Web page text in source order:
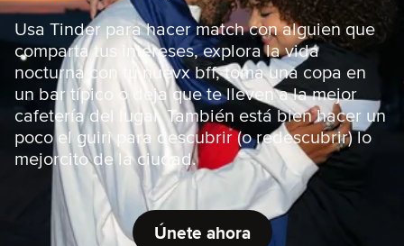
Usa Tinder para hacer match con alguien que
comparta tus intereses, explora la vida
nocturna con tu nuevx bff, toma una copa en
un bar típico o deja que te lleven a la mejor
cafetería del lugar. También está bien hacer un
poco el guiri para descubrir (o redescubrir) lo
mejorcito de la ciudad.
Únete ahora